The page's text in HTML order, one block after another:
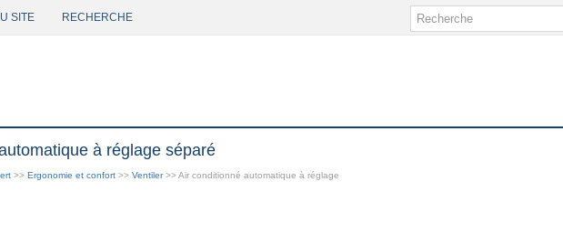
SITE RECHERCHE
à réglage séparé
>> Ergonomie et confort >> Ventiler>> Air conditionné automatique à réglage